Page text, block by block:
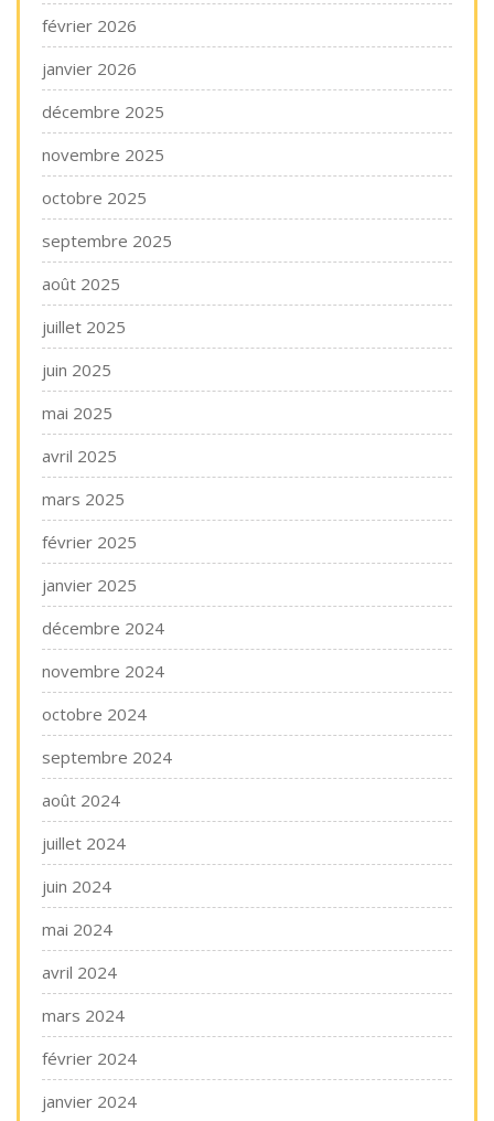
février 2026
janvier 2026
décembre 2025
novembre 2025
octobre 2025
septembre 2025
août 2025
juillet 2025
juin 2025
mai 2025
avril 2025
mars 2025
février 2025
janvier 2025
décembre 2024
novembre 2024
octobre 2024
septembre 2024
août 2024
juillet 2024
juin 2024
mai 2024
avril 2024
mars 2024
février 2024
janvier 2024